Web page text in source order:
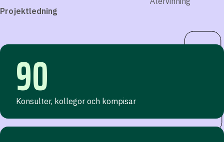
Projektledning
90
Konsulter, kollegor och kompisar